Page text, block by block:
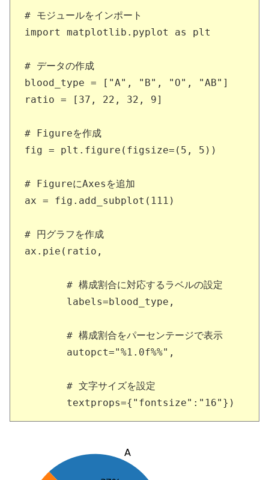
# モジュールをインポート
import matplotlib.pyplot as plt
# データの作成
blood_type = ["A", "B", "O", "AB"]
ratio = [37, 22, 32, 9]
# Figureを作成
fig = plt.figure(figsize=(5, 5))
# FigureにAxesを追加
ax = fig.add_subplot(111)
# 円グラフを作成
ax.pie(ratio,
       # 構成割合に対応するラベルの設定
       labels=blood_type,
       # 構成割合をパーセンテージで表示
       autopct="%1.0f%%",
       # 文字サイズを設定
       textprops={"fontsize":"16"})